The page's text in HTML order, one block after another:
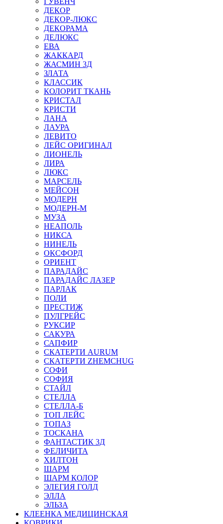
ДЕКОР
ДЕКОР-ЛЮКС
ДЕКОРАМА
ДЕЛЮКС
ЕВА
ЖАККАРД
ЖАСМИН 3Д
ЗЛАТА
КЛАССИК
КОЛОРИТ ТКАНЬ
КРИСТАЛ
КРИСТИ
ЛАНА
ЛАУРА
ЛЕВИТО
ЛЕЙС ОРИГИНАЛ
ЛИОНЕЛЬ
ЛИРА
ЛЮКС
МАРСЕЛЬ
МЕЙСОН
МОДЕРН
МОДЕРН-М
МУЗА
НЕАПОЛЬ
НИКСА
НИНЕЛЬ
ОКСФОРД
ОРИЕНТ
ПАРАДАЙС
ПАРАДАЙС ЛАЗЕР
ПАРЛАК
ПОЛИ
ПРЕСТИЖ
ПУЛГРЕЙС
РУКСИР
САКУРА
САПФИР
СКАТЕРТИ AURUM
СКАТЕРТИ ZHEMCHUG
СОФИ
СОФИЯ
СТАЙЛ
СТЕЛЛА
СТЕЛЛА-Б
ТОП ЛЕЙС
ТОПАЗ
ТОСКАНА
ФАНТАСТИК 3Д
ФЕЛИЧИТА
ХИЛТОН
ШАРМ
ШАРМ КОЛОР
ЭЛЕГИЯ ГОЛД
ЭЛЛА
ЭЛЬЗА
КЛЕЕНКА МЕДИЦИНСКАЯ